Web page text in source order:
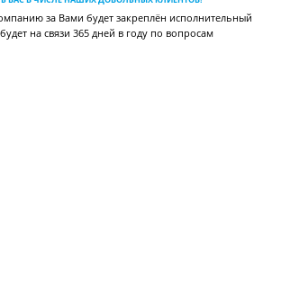
за Вами будет закреплён исполнительный
на связи 365 дней в году по вопросам